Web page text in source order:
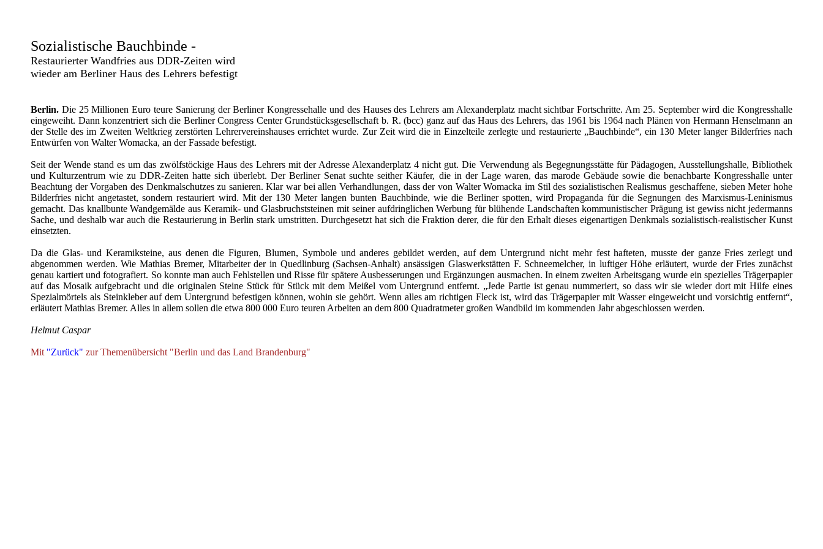
Sozialistische Bauchbinde -
Restaurierter Wandfries aus DDR-Zeiten wird
wieder am Berliner Haus des Lehrers befestigt
Berlin. Die 25 Millionen Euro teure Sanierung der Berliner Kongressehalle und des Hauses des Lehrers am Alexanderplatz macht sichtbar Fortschritte. Am 25. September wird die Kongresshalle
eingeweiht. Dann konzentriert sich die Berliner Congress Center Grundstücksgesellschaft b. R. (bcc) ganz auf das Haus des Lehrers, das 1961 bis 1964 nach Plänen von Hermann Henselmann an
der Stelle des im Zweiten Weltkrieg zerstörten Lehrervereinshauses errichtet wurde. Zur Zeit wird die in Einzelteile zerlegte und restaurierte „Bauchbinde“, ein 130 Meter langer Bilderfries nach
Entwürfen von Walter Womacka, an der Fassade befestigt.
Seit der Wende stand es um das zwölfstöckige Haus des Lehrers mit der Adresse Alexanderplatz 4 nicht gut. Die Verwendung als Begegnungsstätte für Pädagogen, Ausstellungshalle, Bibliothek
und Kulturzentrum wie zu DDR-Zeiten hatte sich überlebt. Der Berliner Senat suchte seither Käufer, die in der Lage waren, das marode Gebäude sowie die benachbarte Kongresshalle unter
Beachtung der Vorgaben des Denkmalschutzes zu sanieren. Klar war bei allen Verhandlungen, dass der von Walter Womacka im Stil des sozialistischen Realismus geschaffene, sieben Meter hohe
Bilderfries nicht angetastet, sondern restauriert wird. Mit der 130 Meter langen bunten Bauchbinde, wie die Berliner spotten, wird Propaganda für die Segnungen des Marxismus-Leninismus
gemacht. Das knallbunte Wandgemälde aus Keramik- und Glasbruchststeinen mit seiner aufdringlichen Werbung für blühende Landschaften kommunistischer Prägung ist gewiss nicht jedermanns
Sache, und deshalb war auch die Restaurierung in Berlin stark umstritten. Durchgesetzt hat sich die Fraktion derer, die für den Erhalt dieses eigenartigen Denkmals sozialistisch-realistischer Kunst
einsetzten.
Da die Glas- und Keramiksteine, aus denen die Figuren, Blumen, Symbole und anderes gebildet werden, auf dem Untergrund nicht mehr fest hafteten, musste der ganze Fries zerlegt und
abgenommen werden. Wie Mathias Bremer, Mitarbeiter der in Quedlinburg (Sachsen-Anhalt) ansässigen Glaswerkstätten F. Schneemelcher, in luftiger Höhe erläutert, wurde der Fries zunächst
genau kartiert und fotografiert. So konnte man auch Fehlstellen und Risse für spätere Ausbesserungen und Ergänzungen ausmachen. In einem zweiten Arbeitsgang wurde ein spezielles Trägerpapier
auf das Mosaik aufgebracht und die originalen Steine Stück für Stück mit dem Meißel vom Untergrund entfernt. „Jede Partie ist genau nummeriert, so dass wir sie wieder dort mit Hilfe eines
Spezialmörtels als Steinkleber auf dem Untergrund befestigen können, wohin sie gehört. Wenn alles am richtigen Fleck ist, wird das Trägerpapier mit Wasser eingeweicht und vorsichtig entfernt“,
erläutert Mathias Bremer. Alles in allem sollen die etwa 800 000 Euro teuren Arbeiten an dem 800 Quadratmeter großen Wandbild im kommenden Jahr abgeschlossen werden.
Helmut Caspar
Mit "Zurück" zur Themenübersicht "Berlin und das Land Brandenburg"